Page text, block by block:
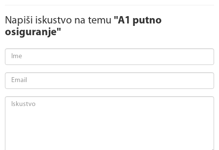
Napiši iskustvo na temu "A1 putno
osiguranje"